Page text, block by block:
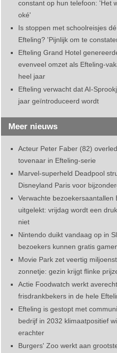
constant op hun telefoon: 'Het
oké'
Is stoppen met schoolreisjes
Efteling? 'Pijnlijk om te
Efteling Grand Hotel
evenveel omzet als Efteling-
heel jaar
Efteling verwacht dat AI-
jaar geïntroduceerd wordt
Meer nieuws
Acteur Peter Faber (82)
tovenaar in Efteling-serie
Marvel-superheld Deadpool
Disneyland Paris voor
Verwachte bezoekersaantallen
uitgelekt: vrijdag wordt een
niet
Nintendo duikt vandaag op in
bezoekers kunnen gratis
Movie Park zet veertig
zonnetje: gezin krijgt flinke
Actie Foodwatch werkt
frisdrankbekers in de hele
Efteling is gestopt met
bedrijf in 2032 klimaatpositief
erachter
Burgers' Zoo werkt aan